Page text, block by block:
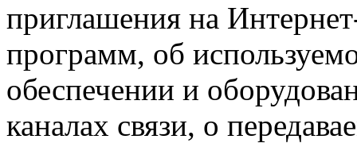
приглашения на
программ, об
обеспечении и
каналах связи, о